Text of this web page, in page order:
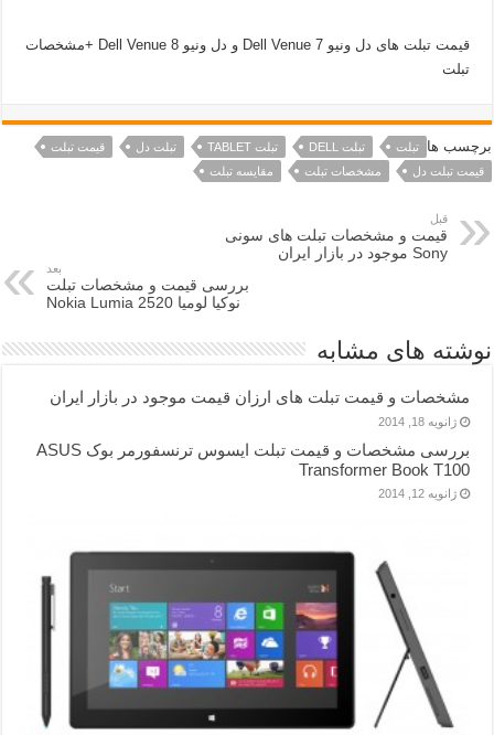
قیمت تبلت های دل ونیو 7 Dell Venue و دل ونیو 8 Dell Venue +مشخصات
تبلت
برچسب ها تبلت تبلت DELL تبلت TABLET تبلت دل
قیمت تبلت
قیمت تبلت دل
مشخصات تبلت مقایسه تبلت
قبل
قیمت و مشخصات تبلت های سونی
Sony موجود در بازار ایران
بعد
بررسی قیمت و مشخصات تبلت
نوکیا لومیا 2520 Nokia Lumia
نوشته های مشابه
مشخصات و قیمت تبلت های ارزان قیمت موجود در بازار ایران
ژانویه 18, 2014
بررسی مشخصات و قیمت تبلت ایسوس ترنسفورمر بوک ASUS
Transformer Book T100
ژانویه 12, 2014